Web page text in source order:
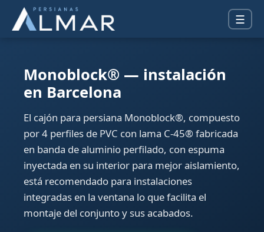
☰
Monoblock® — instalación
en Barcelona
El cajón para persiana Monoblock®, compuesto
por 4 perfiles de PVC con lama C-45® fabricada
en banda de aluminio perfilado, con espuma
inyectada en su interior para mejor aislamiento,
está recomendado para instalaciones
integradas en la ventana lo que facilita el
montaje del conjunto y sus acabados.